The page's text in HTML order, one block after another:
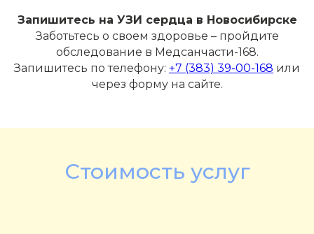
Запишитесь на УЗИ сердца в Новосибирске
Заботьтесь о своем здоровье – пройдите
обследование в Медсанчасти-168.
Запишитесь по телефону: +7 (383) 39-00-168 или
через форму на сайте.
Стоимость услуг